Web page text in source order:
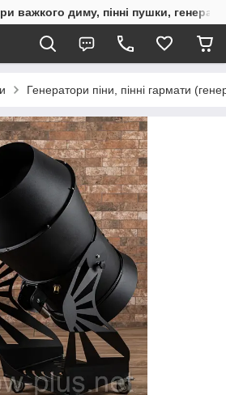
важкого диму, пінні пушки,
Генератори піни, пінні гармати